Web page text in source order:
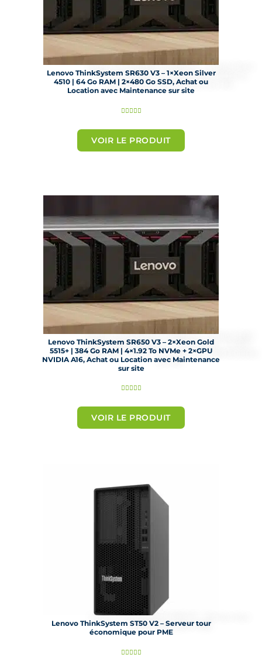
Lenovo ThinkSystem SR630 V3 – 1×Xeon Silver
4510 | 64 Go RAM | 2×480 Go SSD, Achat ou
Location avec Maintenance sur site
N
t
é
u
5
VOIR LE PRODUIT
Lenovo ThinkSystem SR650 V3 – 2×Xeon Gold
5515+ | 384 Go RAM | 4×1.92 To NVMe + 2×GPU
NVIDIA A16, Achat ou Location avec Maintenance
sur site
N
t
é
r
VOIR LE PRODUIT
Lenovo ThinkSystem ST50 V2 – Serveur tour
économique pour PME
N